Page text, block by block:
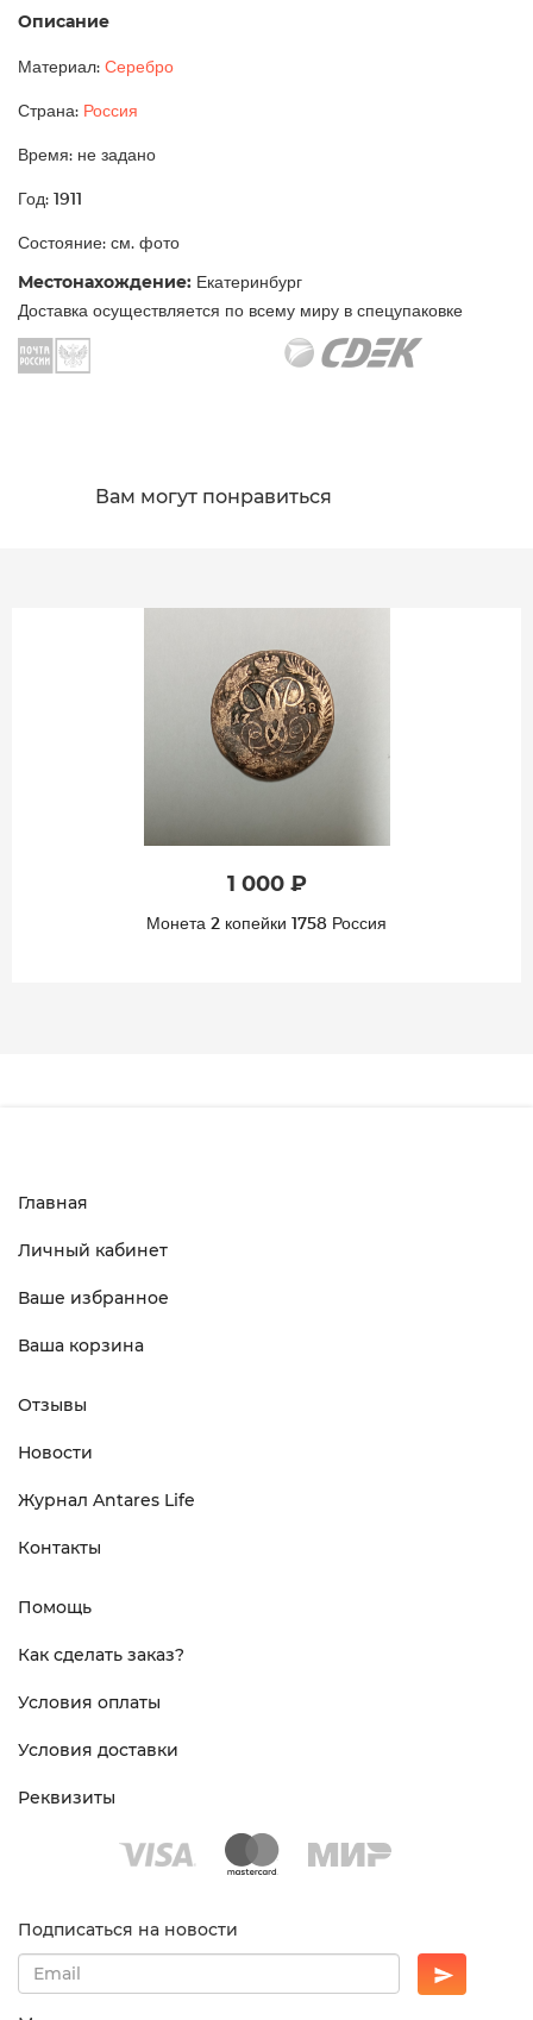
Описание
Материал: Серебро
Страна: Россия
Время: не задано
Год: 1911
Состояние: см. фото
Местонахождение: Екатеринбург
Доставка осуществляется по всему миру в спецупаковке
Вам могут понравиться
1 000 ₽
Монета 2 копейки 1758 Россия
Главная
Личный кабинет
Ваше избранное
Ваша корзина
Отзывы
Новости
Журнал Antares Life
Контакты
Помощь
Как сделать заказ?
Условия оплаты
Условия доставки
Реквизиты
Подписаться на новости